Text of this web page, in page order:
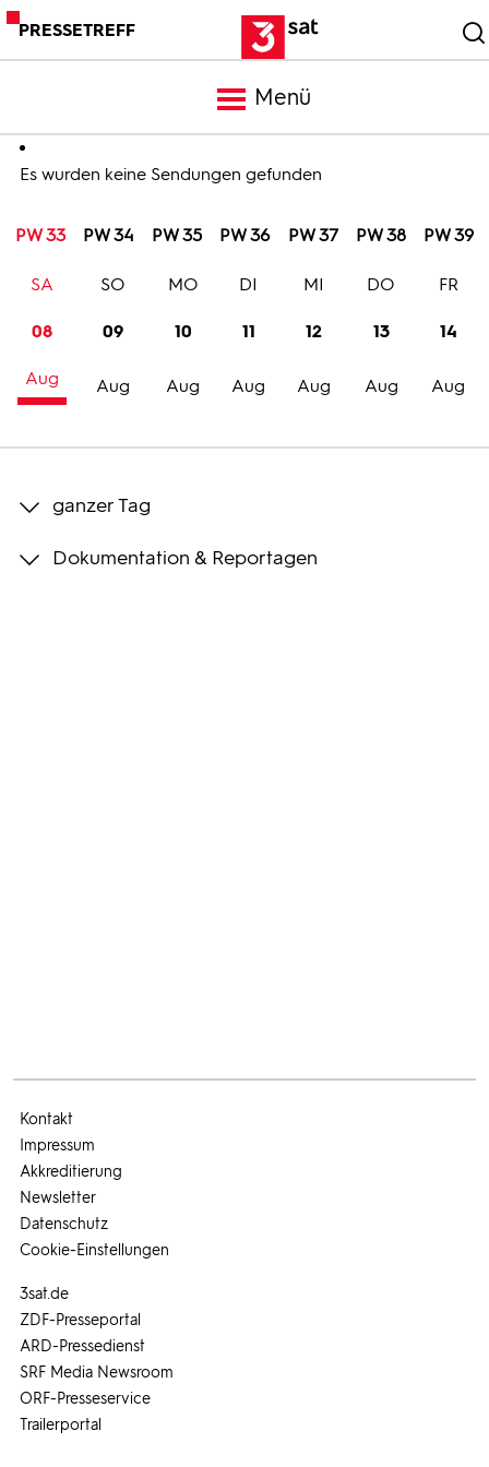
PRESSETREFF
Menü
Meldungen
Programm
Trailer
Bilder
Es wurden keine Sendungen gefunden
PW 33 PW 34 PW 35 PW 36 PW 37 PW 38 PW 39
08
Aug
SA
09
Aug
SO
10
Aug
MO
11
Aug
DI
12
Aug
MI
13
Aug
DO
14
Aug
FR
ganzer Tag
Dokumentation & Reportagen
3sat.de
ZDF-Presseportal
ARD-Pressedienst
SRF Media Newsroom
ORF-Presseservice
Trailerportal
Kontakt
Impressum
Akkreditierung
Newsletter
Datenschutz
Cookie-Einstellungen